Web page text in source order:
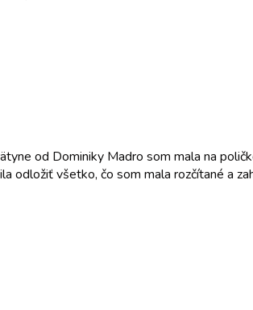
od Dominiky Madro som mala na
odložiť všetko, čo som mala rozčítané a